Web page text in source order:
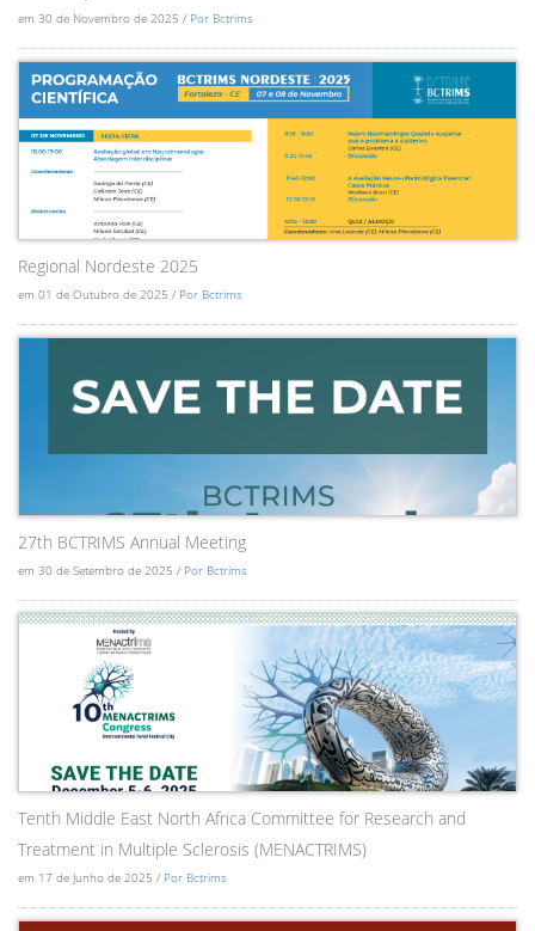
em 30 de Novembro de 2025 / Por Bctrims
Regional Nordeste 2025
em 01 de Outubro de 2025 / Por Bctrims
27th BCTRIMS Annual Meeting
em 30 de Setembro de 2025 / Por Bctrims
Tenth Middle East North Africa Committee for Research and
Treatment in Multiple Sclerosis (MENACTRIMS)
em 17 de Junho de 2025 / Por Bctrims